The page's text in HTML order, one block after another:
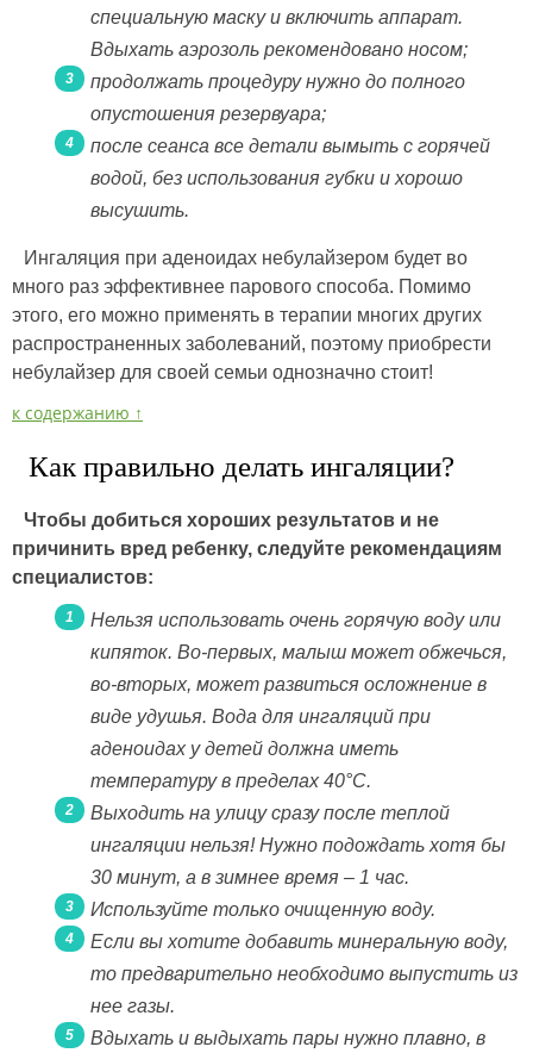
специальную маску и включить аппарат.
Вдыхать аэрозоль рекомендовано носом;
продолжать процедуру нужно до полного
опустошения резервуара;
после сеанса все детали вымыть с горячей
водой, без использования губки и хорошо
высушить.
Ингаляция при аденоидах небулайзером будет во
много раз эффективнее парового способа. Помимо
этого, его можно применять в терапии многих других
распространенных заболеваний, поэтому приобрести
небулайзер для своей семьи однозначно стоит!
к содержанию ↑
Как правильно делать ингаляции?
Чтобы добиться хороших результатов и не
причинить вред ребенку, следуйте рекомендациям
специалистов:
Нельзя использовать очень горячую воду или
кипяток. Во-первых, малыш может обжечься,
во-вторых, может развиться осложнение в
виде удушья. Вода для ингаляций при
аденоидах у детей должна иметь
температуру в пределах 40°С.
Выходить на улицу сразу после теплой
ингаляции нельзя! Нужно подождать хотя бы
30 минут, а в зимнее время – 1 час.
Используйте только очищенную воду.
Если вы хотите добавить минеральную воду,
то предварительно необходимо выпустить из
нее газы.
Вдыхать и выдыхать пары нужно плавно, в